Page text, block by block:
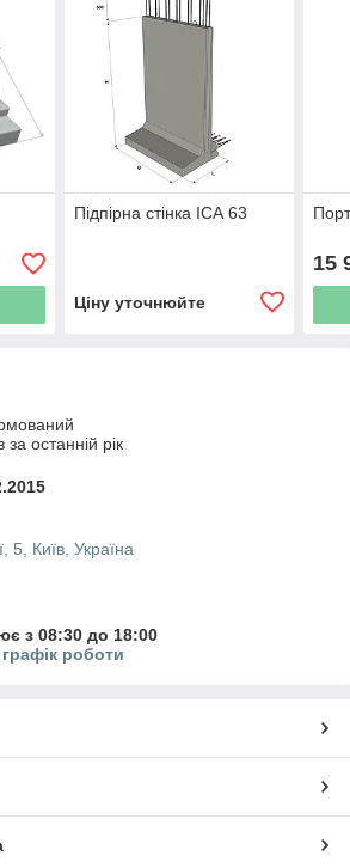
Підпірна стінка ІСА 63
Ціну уточнюйте
15
за останній рік
5, Київ, Україна
з 08:30 до 18:00
роботи